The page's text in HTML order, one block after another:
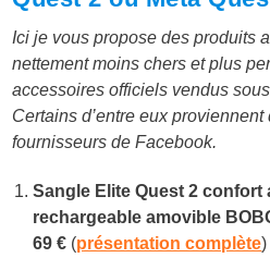
Ici je vous propose des produits
nettement moins chers et plus
accessoires officiels vendus
Certains d’entre eux
fournisseurs de Facebook.
Sangle Elite Quest 2 confort
rechargeable amovible
69 € (présentation complète)